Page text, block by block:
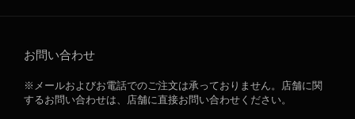
お問い合わせ
※メールおよびお電話でのご注文は承っておりません。店舗に関
するお問い合わせは、店舗に直接お問い合わせください。